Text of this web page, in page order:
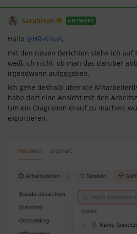
SarahHen ANTWORT
Hallo ​ @HR-Klaus,
mit den neuen Berichten stehe ich auf
weiß ich nicht, ob man das darüber
irgendwann aufgegeben.
Ich gehe deshalb über die
habe dort eine Ansicht mit den
Um ein Diagramm drauf zu machen,
exportieren.